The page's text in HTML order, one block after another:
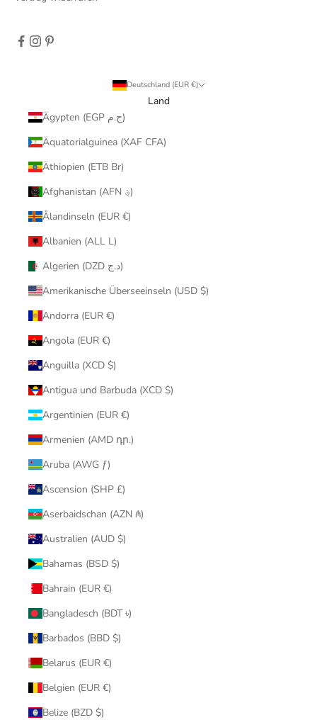
Deutschland (EUR €)
Land
Ägypten (EGP ج.م)
Äquatorialguinea (XAF CFA)
Äthiopien (ETB Br)
Afghanistan (AFN ؋)
Ålandinseln (EUR €)
Albanien (ALL L)
Algerien (DZD د.ج)
Amerikanische Überseeinseln (USD $)
Andorra (EUR €)
Angola (EUR €)
Anguilla (XCD $)
Antigua und Barbuda (XCD $)
Argentinien (EUR €)
Armenien (AMD դր.)
Aruba (AWG ƒ)
Ascension (SHP £)
Aserbaidschan (AZN ₼)
Australien (AUD $)
Bahamas (BSD $)
Bahrain (EUR €)
Bangladesch (BDT ৳)
Barbados (BBD $)
Belarus (EUR €)
Belgien (EUR €)
Belize (BZD $)